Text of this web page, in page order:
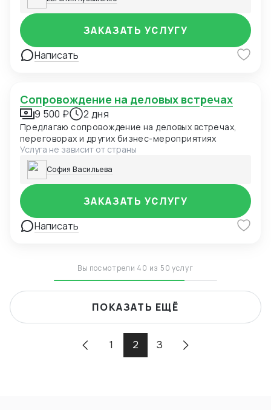
Написать
ЗАКАЗАТЬ УСЛУГУ
Сопровождение на деловых встречах
9 500 ₽ 2 дня
Предлагаю сопровождение на деловых встречах,
переговорах и других бизнес-мероприятиях
Услуга не зависит от страны
София Васильева
Написать
ЗАКАЗАТЬ УСЛУГУ
Вы посмотрели 40 из 50 услуг
ПОКАЗАТЬ ЕЩЁ
1 2 3